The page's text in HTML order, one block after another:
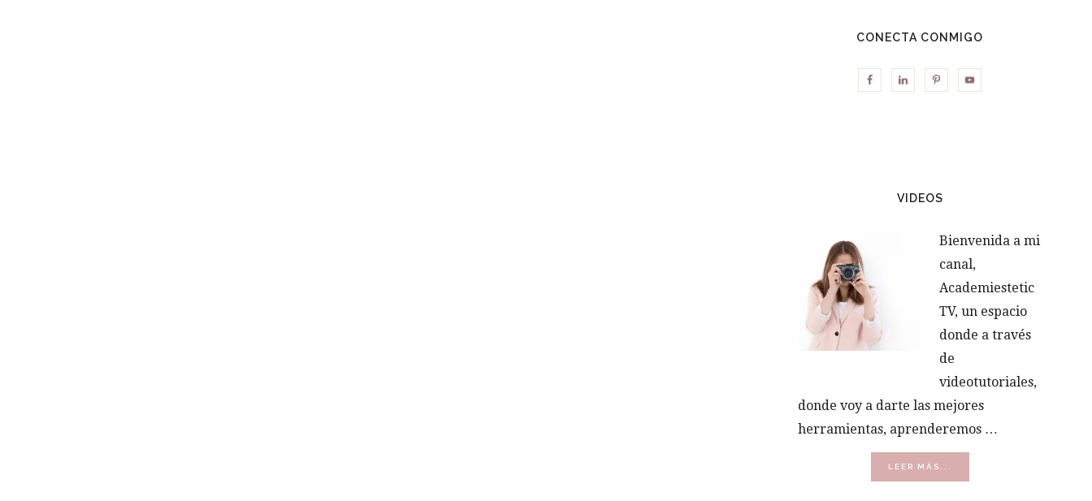
CONECTA CONMIGO
VIDEOS
Bienvenida a mi
canal,
Academiestetic
TV, un espacio
donde a través
de
videotutoriales,
donde voy a darte las mejores
herramientas, aprenderemos …
LEER MÁS...
DE